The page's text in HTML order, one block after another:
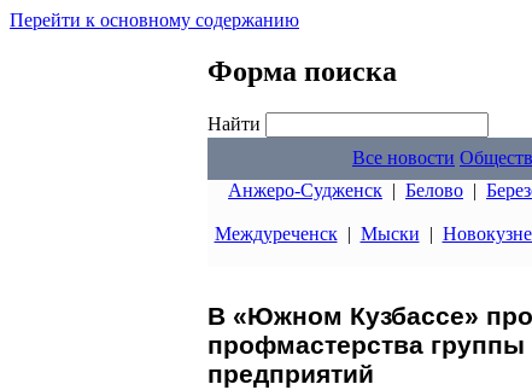
Перейти к основному содержанию
Форма поиска
Найти
Все новости
Анжеро-Судженск | Белово |
Междуреченск| Мыски |
В «Южном Кузбассе»
профмастерства
предприятий